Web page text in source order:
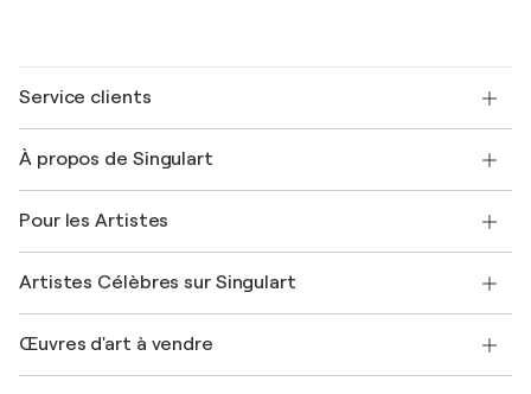
Service clients
Expédition
Offrir une carte cadeau
Rejoignez notre programme commercial
Mon compte
+33 1 76 44 06 42
À propos de Singulart
FAQ
Magazine Singulart
Emplois
Découvrez une sélection d'art original
Pour les Artistes
Se connecter en tant qu'Artiste
Artistes Célèbres sur Singulart
Marc Chagall
Œuvres d'art à vendre